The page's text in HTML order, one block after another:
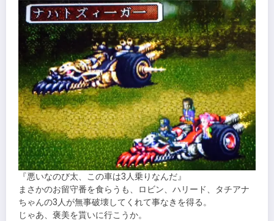
『悪いなのび太、この車は3人乗りなんだ』
まさかのお留守番を食らうも、ロビン、ハリード、タチアナ
ちゃんの3人が無事破壊してくれて事なきを得る。
じゃあ、褒美を貰いに行こうか。